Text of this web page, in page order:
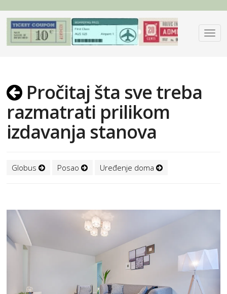
Pročitaj šta sve treba
razmatrati prilikom
izdavanja stanova
Globus Posao Uređenje doma